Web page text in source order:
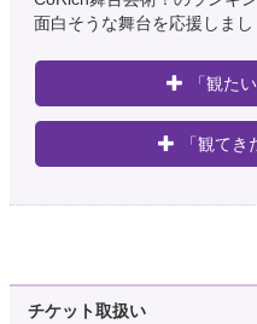
面白そうな舞台を応援しまし
「観た
「観て
チケット取扱い